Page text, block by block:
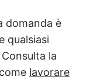
domanda è
qualsiasi
la
lavorare